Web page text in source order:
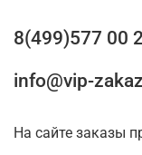
8(499)577 00
info@vip-
На сайте заказы